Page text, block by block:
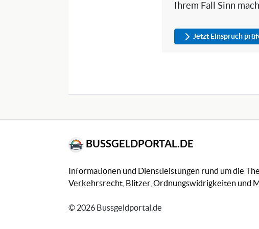
Ihrem Fall Sinn
Jetzt Einspruch
BUSSGELDPORTAL.DE
Informationen und Dienstleistungen rund um die
Verkehrsrecht, Blitzer, Ordnungswidrigkeiten und
© 2026 Bussgeldportal.de